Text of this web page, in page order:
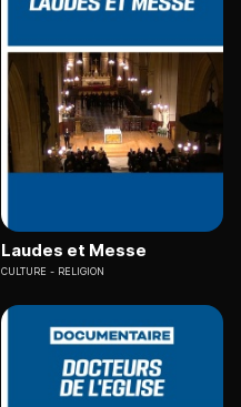
Laudes et Messe
CULTURE RELIGION